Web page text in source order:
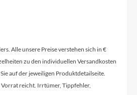
Alle unsere Preise verstehen sich in €
zu den individuellen Versandkosten
auf der jeweiligen Produktdetailseite.
reicht. Irrtümer, Tippfehler,